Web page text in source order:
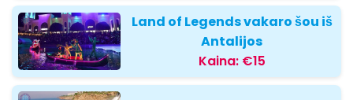
Land of Legends vakaro šou iš
Antalijos
Kaina: €15